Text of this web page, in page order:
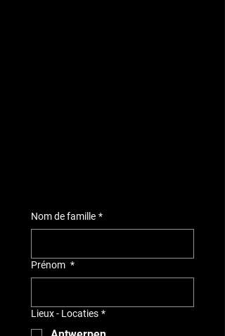
Nom de famille *
Prénom *
Lieux - Locaties *